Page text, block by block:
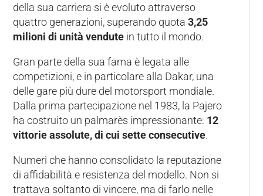
della sua carriera si è evoluto attraverso
quattro generazioni, superando quota3,25
milioni di unità vendute in tutto il mondo.
Gran parte della sua fama è legata alle
competizioni, e in particolare alla Dakar, una
delle gare più dure del motorsport mondiale.
Dalla prima partecipazione nel 1983, la Pajero
ha costruito un palmarès impressionante: 12
vittorie assolute, di cui sette consecutive.
Numeri che hanno consolidato la reputazione
di affidabilità e resistenza del modello. Non si
trattava soltanto di vincere, ma di farlo nelle